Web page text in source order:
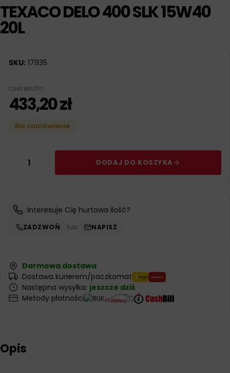
TEXACO DELO 400 SLK 15W40
20L
SKU: 17935
CENA BRUTTO
433,20zł
Na zamówienie
DODAJ DO KOSZYKA
Interesuje Cię hurtowa ilość?
ZADZWOŃ lub NAPISZ
Darmowa dostawa
Dostawa kurierem/paczkomat
Następna wysyłka: jeszcze dziś
Metody płatności
Opis